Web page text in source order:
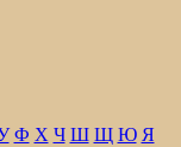
Ф Х Ч Ш Щ Ю Я